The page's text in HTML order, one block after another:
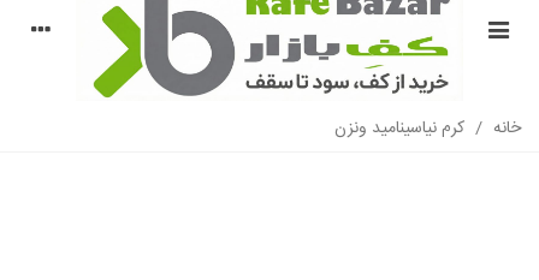
خانه / کرم نیاسینامید ونزن